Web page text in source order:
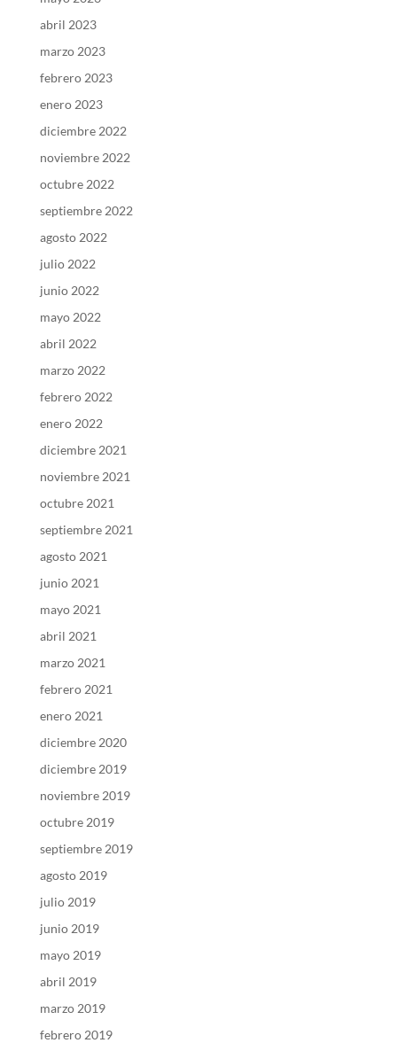
abril 2023
marzo 2023
febrero 2023
enero 2023
diciembre 2022
noviembre 2022
octubre 2022
septiembre 2022
agosto 2022
julio 2022
junio 2022
mayo 2022
abril 2022
marzo 2022
febrero 2022
enero 2022
diciembre 2021
noviembre 2021
octubre 2021
septiembre 2021
agosto 2021
junio 2021
mayo 2021
abril 2021
marzo 2021
febrero 2021
enero 2021
diciembre 2020
diciembre 2019
noviembre 2019
octubre 2019
septiembre 2019
agosto 2019
julio 2019
junio 2019
mayo 2019
abril 2019
marzo 2019
febrero 2019